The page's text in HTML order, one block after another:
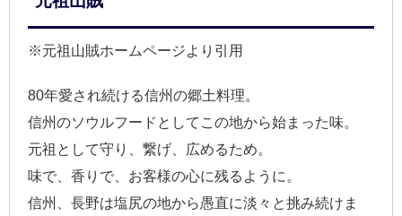
※元祖山賊ホームページより引用
80年愛され続ける信州の郷土料理。
信州のソウルフードとしてこの地から始まった味。
元祖として守り、繋げ、広めるため。
味で、香りで、お客様の心に残るように。
信州、長野は塩尻の地から愚直に淡々と挑み続けま